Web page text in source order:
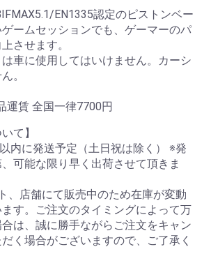
EN1335認定のピストンベー
ームセッションでも、ゲーマーのパ
させます。
車に使用してはいけません。カーシ
。
運賃 全国一律7700円
て】
内に発送予定（土日祝は除く） ※発
可能な限り早く出荷させて頂きま
、店舗にて販売中のため在庫が変動
す。ご注文のタイミングによって万
は、誠に勝手ながらご注文をキャン
く場合がございますので、ご了承く